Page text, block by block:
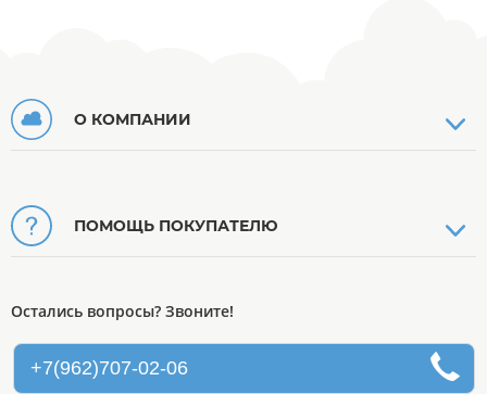
О КОМПАНИИ
ПОМОЩЬ ПОКУПАТЕЛЮ
Остались вопросы? Звоните!
+7(962)707-02-06